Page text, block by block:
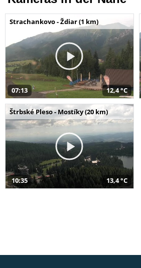
Strachankovo - Ždiar (1 km)
07:13 12,4 °C
Štrbské Pleso - Mostíky (20 km)
10:35 13,4 °C